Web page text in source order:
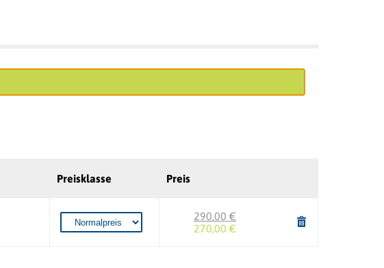
Preisklasse Preis
290,00 €
270,00 €